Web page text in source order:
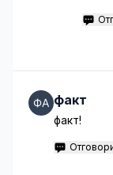
факт
факт!